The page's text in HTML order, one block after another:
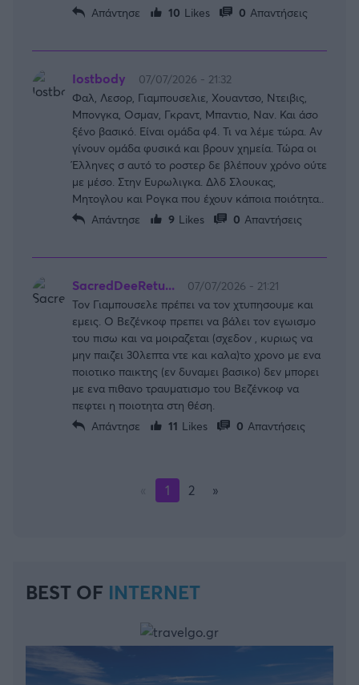
Απάντησε
10 Likes 0 Απαντήσεις
Ιostbody
07/07/2026 - 21:32
Φαλ, Λεσορ, Γιαμπουσελιε, Χουαντσο, Ντειβις,
Μπονγκα, Οσμαν, Γκραντ, Μπαντιο, Ναν. Και άσο
ξένο βασικό. Είναι ομάδα φ4. Τι να λέμε τώρα. Αν
γίνουν ομάδα φυσικά και βρουν χημεία. Τώρα οι
Έλληνες σ αυτό το ροστερ δε βλέπουν χρόνο ούτε
με μέσο. Στην Ευρωλιγκα. Δλδ Σλουκας,
Μητογλου και Ρογκα που έχουν κάποια ποιότητα..
Απάντησε
9 Likes 0 Απαντήσεις
SacredDeeRetu...
07/07/2026 - 21:21
Τον Γιαμπουσελε πρέπει να τον χτυπησουμε και
εμεις. Ο Βεζένκοφ πρεπει να βάλει τον εγωισμο
του πισω και να μοιραζεται (σχεδον , κυριως να
μην παιζει 30λεπτα ντε και καλα)το χρονο με ενα
ποιοτικο παικτης (εν δυναμει βασικο) δεν μπορει
με ενα πιθανο τραυματισμο του Βεζένκοφ να
πεφτει η ποιοτητα στη θέση.
Απάντησε
11 Likes 0 Απαντήσεις
1 2 »
BEST OF INTERNET